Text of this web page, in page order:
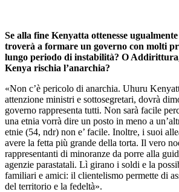
Se alla fine Kenyatta ottenesse
troverà a formare un governo con molti
lungo periodo di instabilità? O
Kenya rischia l’anarchia?
«Non c’è pericolo di anarchia. Uhuru
attenzione ministri e sottosegretari, dovrà
governo rappresenta tutti. Non sarà facile
una etnia vorrà dire un posto in meno a
etnie (54, ndr) non e’ facile. Inoltre, i suoi
avere la fetta più grande della torta. Il vero
rappresentanti di minoranze da porre alla
agenzie parastatali. Lì girano i soldi e la
familiari e amici: il clientelismo permette di
del territorio e la fedeltà».